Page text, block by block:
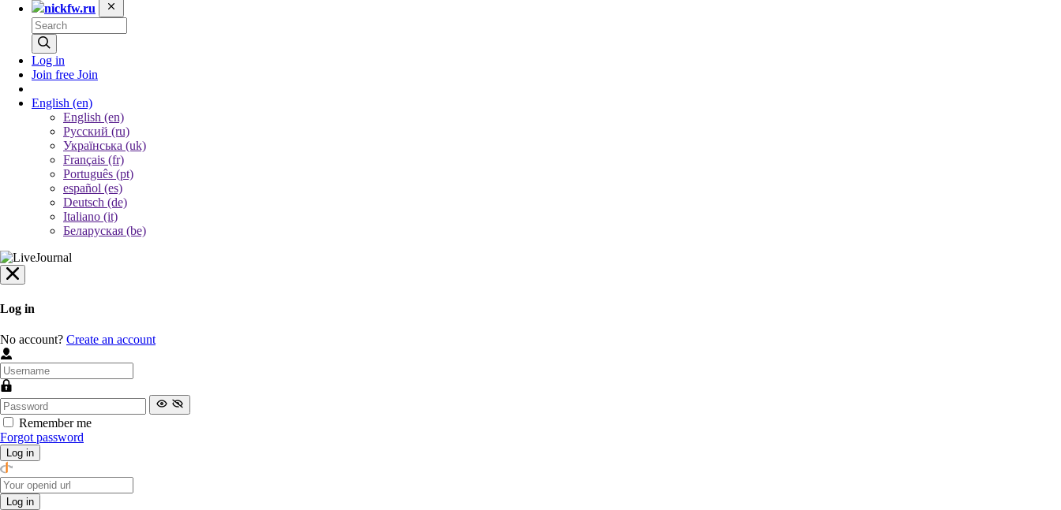
nickfw.ru
Log in
Join free Join
English (en)
English (en)
Русский (ru)
Українська (uk)
Français (fr)
Português (pt)
español (es)
Deutsch (de)
Italiano (it)
Беларуская (be)
Log in
No account? Create an account
Remember me
Forgot password
Log in
Log in